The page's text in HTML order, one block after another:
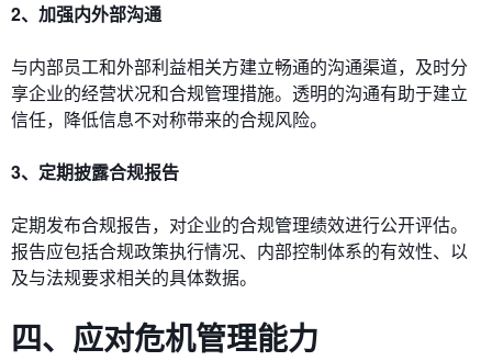
2、加强内外部沟通
与内部员工和外部利益相关方建立畅通的沟通渠道，及时分
享企业的经营状况和合规管理措施。透明的沟通有助于建立
信任，降低信息不对称带来的合规风险。
3、定期披露合规报告
定期发布合规报告，对企业的合规管理绩效进行公开评估。
报告应包括合规政策执行情况、内部控制体系的有效性、以
及与法规要求相关的具体数据。
四、应对危机管理能力